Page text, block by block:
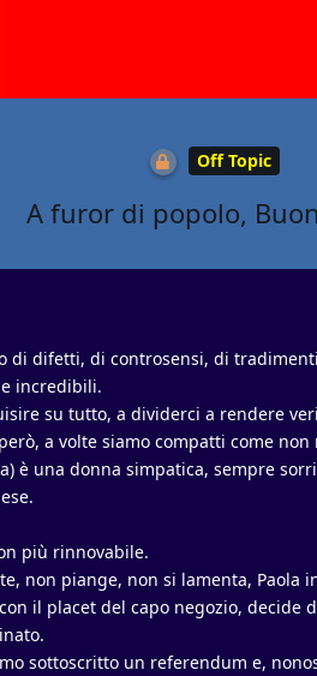
Off Topic
A furor di popolo,
di difetti, di controsensi, di
incredibili.
su tutto, a dividerci a rendere
a volte siamo compatti come non
è una donna simpatica, sempre
più rinnovabile.
non piange, non si lamenta, Paola
il placet del capo negozio, decide
sottoscritto un referendum e,